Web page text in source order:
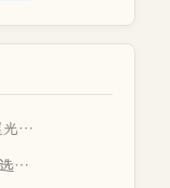
光…
选…